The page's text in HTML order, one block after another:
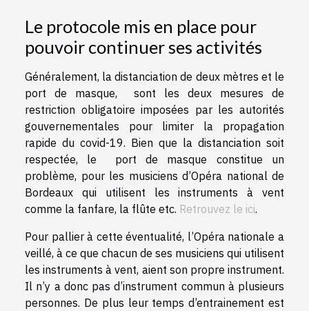
Le protocole mis en place pour
pouvoir continuer ses activités
Généralement, la distanciation de deux mètres et le
port de masque, sont les deux mesures de
restriction obligatoire imposées par les autorités
gouvernementales pour limiter la propagation
rapide du covid-19. Bien que la distanciation soit
respectée, le port de masque constitue un
problème, pour les musiciens d’Opéra national de
Bordeaux qui utilisent les instruments à vent
comme la fanfare, la flûte etc. Retrouvez le ici.
Pour pallier à cette éventualité, l’Opéra nationale a
veillé, à ce que chacun de ses musiciens qui utilisent
les instruments à vent, aient son propre instrument.
Il n’y a donc pas d’instrument commun à plusieurs
personnes. De plus leur temps d’entrainement est